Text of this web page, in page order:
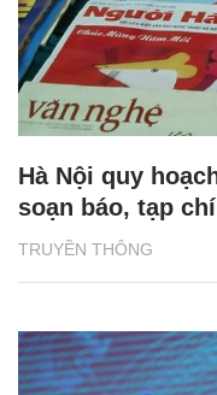
TRUYỀN THÔNG
Hà Nội quy
soạn báo, tạp chí